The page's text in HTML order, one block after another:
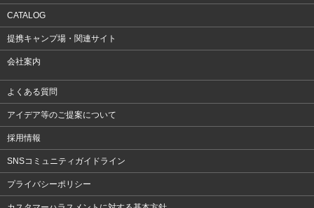
CATALOG
提携キャンプ場・関連サイト
会社案内
よくある質問
アイデア等のご提案について
採用情報
SNSコミュニティガイドライン
プライバシーポリシー